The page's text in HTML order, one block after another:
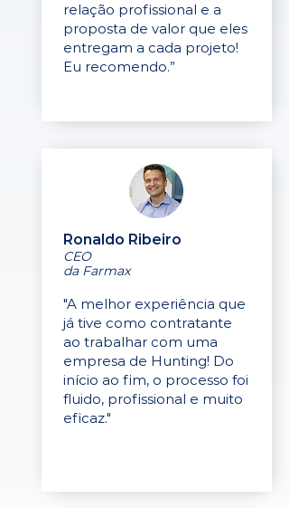
relação profissional e a
proposta de valor que eles
entregam a cada projeto!
Eu recomendo.”
Ronaldo Ribeiro
CEO
da Farmax
"A melhor experiência que
já tive como contratante
ao trabalhar com uma
empresa de Hunting! Do
início ao fim, o processo foi
fluido, profissional e muito
eficaz."